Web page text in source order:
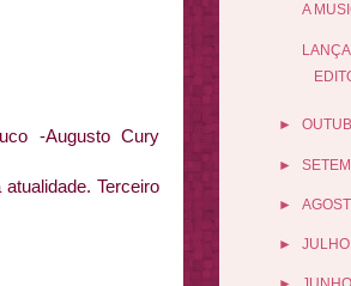
-Augusto Cury
Terceiro
A
►
►
►
► JULHO